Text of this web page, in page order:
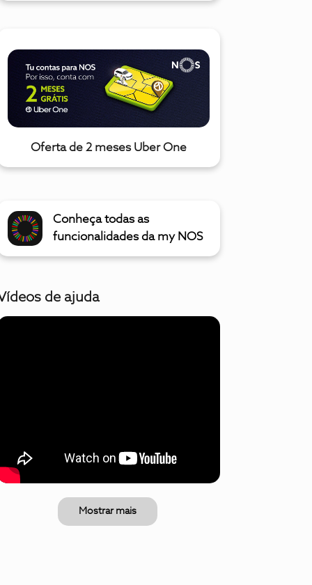
Oferta de 2 meses Uber One
Conheça todas as
funcionalidades da my NOS
de ajuda
Mostrar mais